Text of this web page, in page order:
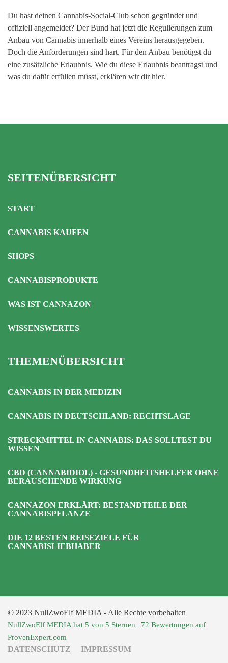
Du hast deinen Cannabis-Social-Club schon gegründet und
offiziell angemeldet? Der Bund hat jetzt die Regulierungen zum
Anbau von Cannabis innerhalb eines Vereins herausgegeben.
Doch die Anforderungen sind hart. Für den Anbau benötigst du
eine zusätzliche Erlaubnis. Wie du diese Erlaubnis beantragst und
was du dafür erfüllen müsst, erklären wir dir hier.
SEITENÜBERSICHT
START
CANNABIS KAUFEN
SHOPS
CANNABISPRODUKTE
WAS IST CANNAZON
WISSENSWERTES
THEMENÜBERSICHT
CANNABIS IN DER MEDIZIN
CANNABIS IN DEUTSCHLAND: RECHTSLAGE
STRECKMITTEL IN CANNABIS: DAS SOLLTEST DU
WISSEN
CBD (CANNABIDIOL) - GESUNDHEITSHELFER OHNE
BERAUSCHENDE WIRKUNG
CANNAZON ERKLÄRT: BESTANDTEILE DER
CANNABISPFLANZE
DIE 12 BESTEN REISEZIELE FÜR
CANNABISLIEBHABER
© 2023 NullZwoElf MEDIA - Alle Rechte vorbehalten
NullZwoElf MEDIA hat 5 von 5 Sternen | 72 Bewertungen auf
ProvenExpert.com
DATENSCHUTZ IMPRESSUM